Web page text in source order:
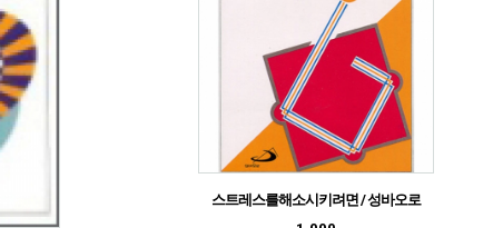
스트레스를해소시키려면 / 성바오로